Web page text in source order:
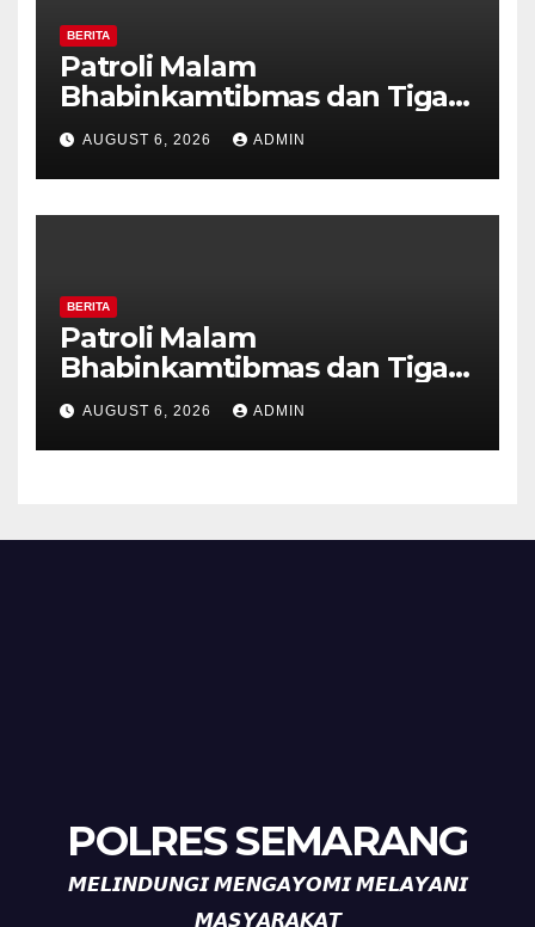
BERITA
Patroli Malam
Bhabinkamtibmas dan Tiga
Pilar Kelurahan Ungaran
Perkuat Kamtibmas, Warga
Diajak Aktifkan Ronda
AUGUST 6, 2026 ADMIN
BERITA
Patroli Malam
Bhabinkamtibmas dan Tiga
Pilar Kelurahan Ungaran
Perkuat Kamtibmas, Warga
Diajak Aktifkan Ronda
AUGUST 6, 2026 ADMIN
POLRES SEMARANG
𝙈𝙀𝙇𝙄𝙉𝘿𝙐𝙉𝙂𝙄 𝙈𝙀𝙉𝙂𝘼𝙔𝙊𝙈𝙄 𝙈𝙀𝙇𝘼𝙔𝘼𝙉𝙄
𝙈𝘼𝙎𝙔𝘼𝙍𝘼𝙆𝘼𝙏